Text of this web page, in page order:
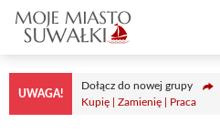
Przejdź
treści
UWAGA!
Dołącz do nowej grupy
Kupię | Zamienię | Praca